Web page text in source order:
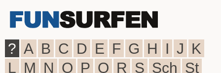
? A B C D E F G H I J K
L M N O P Q R S Sch St